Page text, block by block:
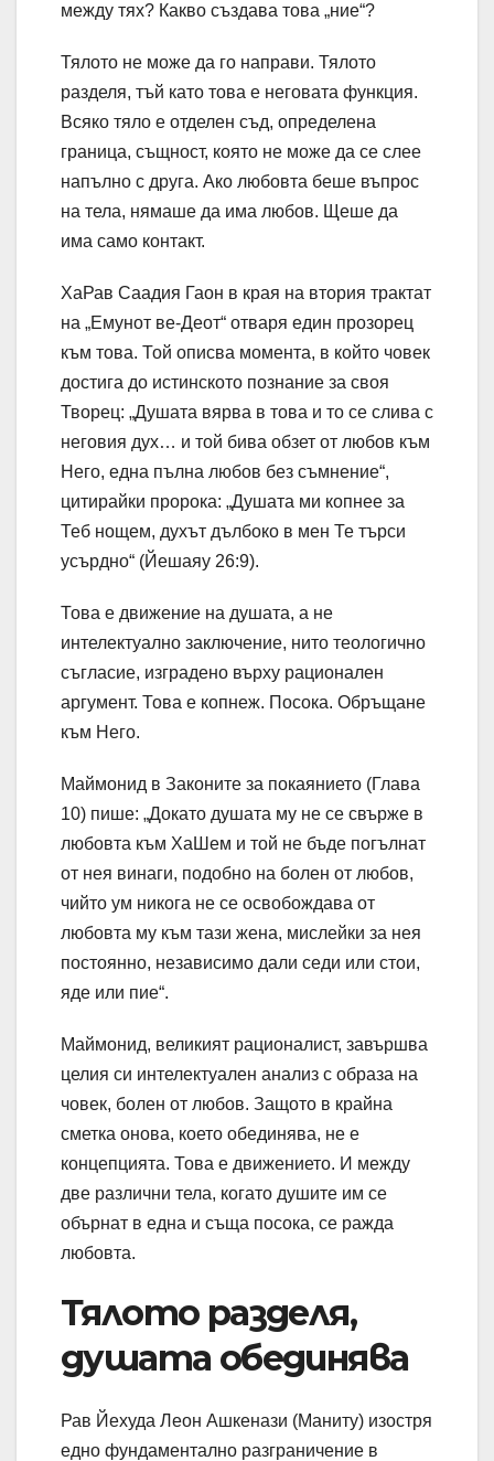
между тях? Какво създава това „ние“?
Тялото не може да го направи. Тялото
разделя, тъй като това е неговата функция.
Всяко тяло е отделен съд, определена
граница, същност, която не може да се слее
напълно с друга. Ако любовта беше въпрос
на тела, нямаше да има любов. Щеше да
има само контакт.
ХаРав Саадия Гаон в края на втория трактат
на „Емунот ве-Деот“ отваря един прозорец
към това. Той описва момента, в който човек
достига до истинското познание за своя
Творец: „Душата вярва в това и то се слива с
неговия дух… и той бива обзет от любов към
Него, една пълна любов без съмнение“,
цитирайки пророка: „Душата ми копнее за
Теб нощем, духът дълбоко в мен Те търси
усърдно“ (Йешаяу 26:9).
Това е движение на душата, а не
интелектуално заключение, нито теологично
съгласие, изградено върху рационален
аргумент. Това е копнеж. Посока. Обръщане
към Него.
Маймонид в Законите за покаянието (Глава
10) пише: „Докато душата му не се свърже в
любовта към ХаШем и той не бъде погълнат
от нея винаги, подобно на болен от любов,
чийто ум никога не се освобождава от
любовта му към тази жена, мислейки за нея
постоянно, независимо дали седи или стои,
яде или пие“.
Маймонид, великият рационалист, завършва
целия си интелектуален анализ с образа на
човек, болен от любов. Защото в крайна
сметка онова, което обединява, не е
концепцията. Това е движението. И между
две различни тела, когато душите им се
обърнат в една и съща посока, се ражда
любовта.
Тялото разделя,
душата обединява
Рав Йехуда Леон Ашкенази (Маниту) изостря
едно фундаментално разграничение в